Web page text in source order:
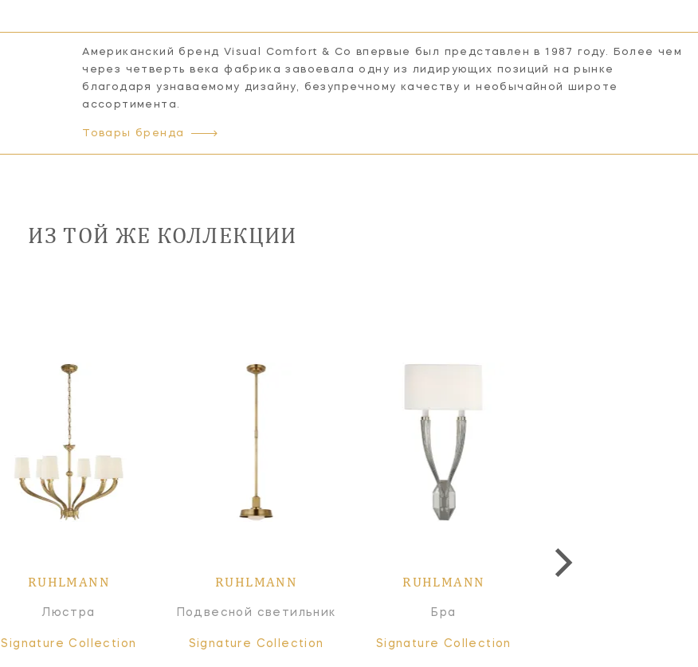
Американский бренд Visual Comfort & Co впервые был представлен в 1987 году. Более чем
через четверть века фабрика завоевала одну из лидирующих позиций на рынке
благодаря узнаваемому дизайну, безупречному качеству и необычайной широте
ассортимента.
Товары бренда
ИЗ ТОЙ ЖЕ КОЛЛЕКЦИИ
RUHLMANN
Люстра
Signature Collection
RUHLMANN
Подвесной светильник
Signature Collection
RUHLMANN
Бра
Signature Collection